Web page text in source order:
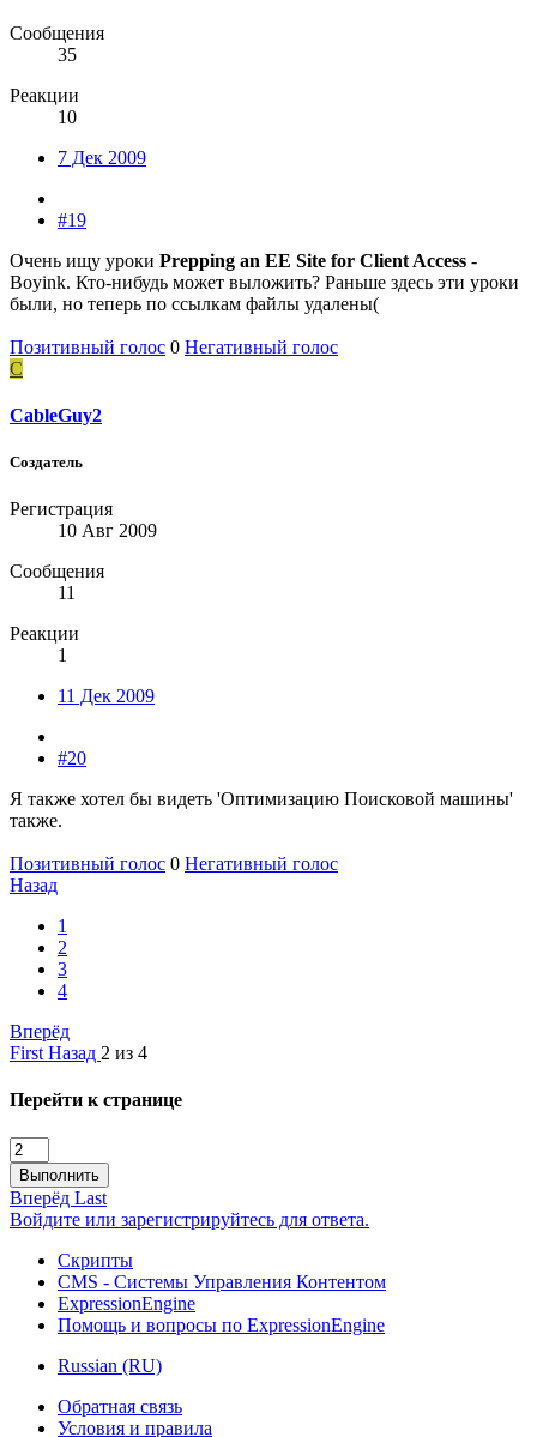
Сообщения
35
Реакции
10
7 Дек 2009
#19
Очень ищу уроки Prepping an EE Site for Client Access -
Boyink. Кто-нибудь может выложить? Раньше здесь эти уроки
были, но теперь по ссылкам файлы удалены(
Позитивный голос 0 Негативный голос
C
CableGuy2
Создатель
Регистрация
10 Авг 2009
Сообщения
11
Реакции
1
11 Дек 2009
#20
Я также хотел бы видеть 'Оптимизацию Поисковой машины'
также.
Позитивный голос 0 Негативный голос
Назад
1
2
3
4
Вперёд
First Назад 2 из 4
Перейти к странице
Выполнить
Вперёд Last
Войдите или зарегистрируйтесь для ответа.
Скрипты
CMS - Системы Управления Контентом
ExpressionEngine
Помощь и вопросы по ExpressionEngine
Russian (RU)
Обратная связь
Условия и правила